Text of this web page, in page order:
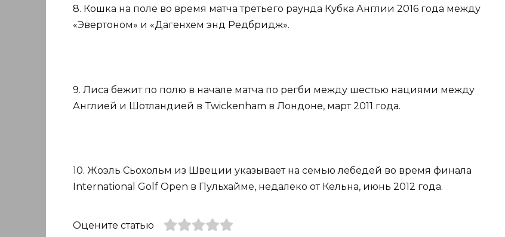
8. Кошка на поле во время матча третьего раунда Кубка Англии 2016 года между
«Эвертоном» и «Дагенхем энд Редбридж».
9. Лиса бежит по полю в начале матча по регби между шестью нациями между
Англией и Шотландией в Twickenham в Лондоне, март 2011 года.
10. Жоэль Сьохольм из Швеции указывает на семью лебедей во время финала
International Golf Open в Пульхайме, недалеко от Кельна, июнь 2012 года.
Оцените статью